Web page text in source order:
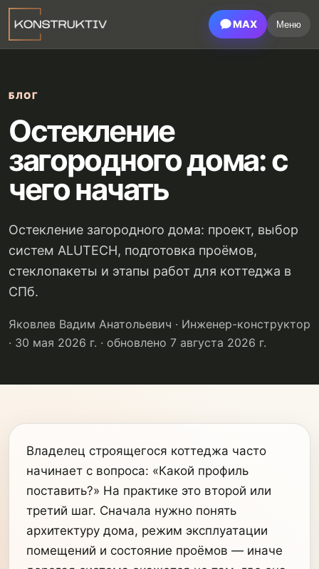
MAX Меню
БЛОГ
Остекление
загородного дома: с
чего начать
Остекление загородного дома: проект, выбор
систем ALUTECH, подготовка проёмов,
стеклопакеты и этапы работ для коттеджа в
СПб.
Яковлев Вадим Анатольевич · Инженер-конструктор
· 30 мая 2026 г. · обновлено 7 августа 2026 г.
Владелец строящегося коттеджа часто
начинает с вопроса: «Какой профиль
поставить?» На практике это второй или
третий шаг. Сначала нужно понять
архитектуру дома, режим эксплуатации
помещений и состояние проёмов — иначе